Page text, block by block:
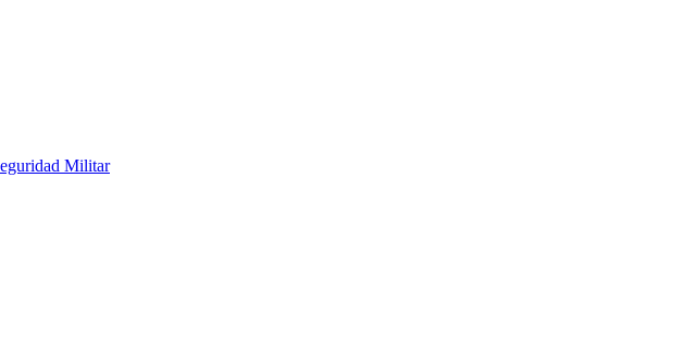
Militar